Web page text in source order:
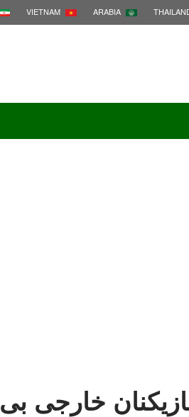
ARABIA
VIETNAM
خارجی بی